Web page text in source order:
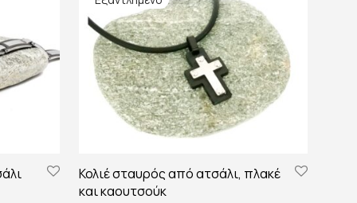
Κολιέ σταυρός από ατσάλι, πλακέ
και καουτσούκ